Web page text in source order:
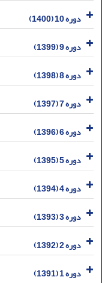
دوره 10 (1400)
دوره 9 (1399)
دوره 8 (1398)
دوره 7 (1397)
دوره 6 (1396)
دوره 5 (1395)
دوره 4 (1394)
دوره 3 (1393)
دوره 2 (1392)
دوره 1 (1391)